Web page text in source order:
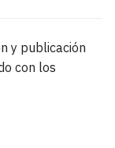
y publicación
con los